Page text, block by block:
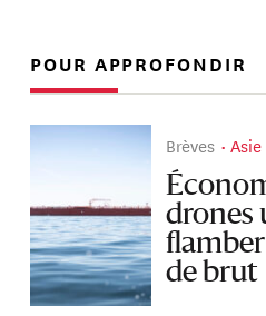
POUR APPROFONDIR
Brèves
drones
de brut